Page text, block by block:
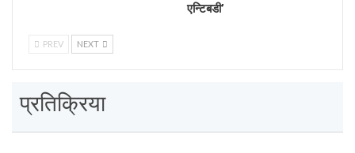
एन्टिबडी’
PREV NEXT
प्रतिक्रिया